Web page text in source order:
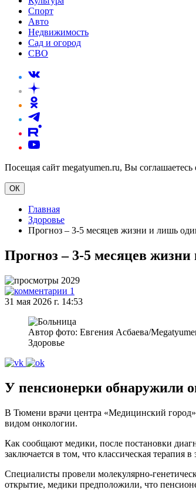
Спорт
Авто
Недвижимость
Сад и огород
СВО
Посещая сайт megatyumen.ru, Вы соглашаетесь
ОК
Главная
Здоровье
Прогноз – 3-5 месяцев жизни и лишь
Прогноз – 3-5 месяцев
2029
1
31 мая 2026 г. 14:53
Автор фото: Евгения Асбаева/
Здоровье
У пенсионерки обнаружили
В Тюмени врачи центра «Медицинский город»
видом онкологии.
Как сообщают медики, после постановки
заключается в том, что классическая терапия
Специалисты провели
открытие, медики предположили, что